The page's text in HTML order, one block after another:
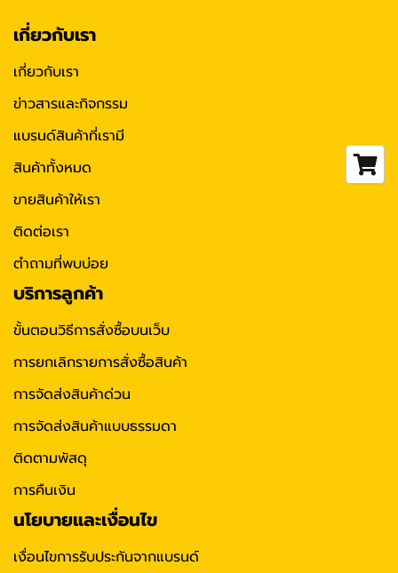
เกี่ยวกับเรา
เกี่ยวกับเรา
ข่าวสารและกิจกรรม
แบรนด์สินค้าที่เรามี
สินค้าทั้งหมด
ขายสินค้าให้เรา
ติดต่อเรา
ตำถามที่พบบ่อย
บริการลูกค้า
ขั้นตอนวิธีการสั่งซื้อบนเว็บ
การยกเลิกรายการสั่งซื้อสินค้า
การจัดส่งสินค้าด่วน
การจัดส่งสินค้าแบบธรรมดา
ติดตามพัสดุ
การคืนเงิน
นโยบายและเงื่อนไข
เงื่อนไขการรับประกันจากแบรนด์